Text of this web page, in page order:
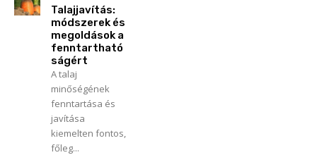
Talajjavítás:
módszerek és
megoldások a
fenntartható
ságért
A talaj
minőségének
fenntartása és
javítása
kiemelten fontos,
főleg...